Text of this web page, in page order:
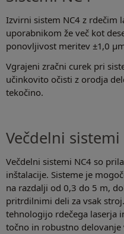
Izvirni sistem NC4 z rdečim
uporabnikom že več kot
ponovljivost meritev ±1,0
Vgrajeni zračni curek pri
učinkovito očisti z orodja
tekočino.
Večdelni sistemi
Večdelni sistemi NC4 so
inštalacije. Sisteme je
na razdalji od 0,3 do 5 m,
pritrdilnimi deli za vsak
tehnologijo rdečega laserja
točno in robustno delovanje